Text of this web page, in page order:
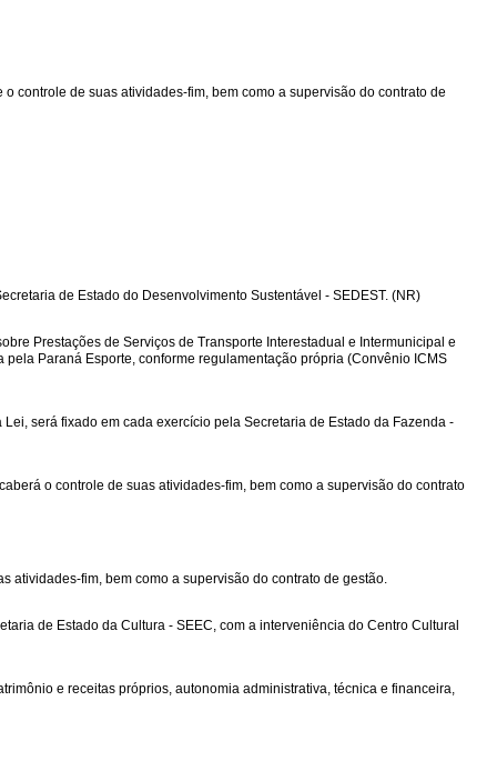
controle de suas atividades-fim, bem como a supervisão do contrato de
de Estado do Desenvolvimento Sustentável - SEDEST. (NR)
Prestações de Serviços de Transporte Interestadual e Intermunicipal e
Paraná Esporte, conforme regulamentação própria (Convênio ICMS
será fixado em cada exercício pela Secretaria de Estado da Fazenda -
o controle de suas atividades-fim, bem como a supervisão do contrato
atividades-fim, bem como a supervisão do contrato de gestão.
de Estado da Cultura - SEEC, com a interveniência do Centro Cultural
e receitas próprios, autonomia administrativa, técnica e financeira,